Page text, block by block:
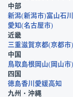
中部
新潟 新潟市 富山石川
愛知 名古屋市
近畿
三重滋賀京都 京都市
中国
鳥取 島根 岡山 岡山市
四国
徳島香川 愛媛高知
九州・沖縄